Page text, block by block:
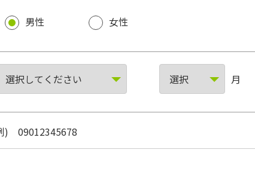
男性 女性
月
) 09012345678